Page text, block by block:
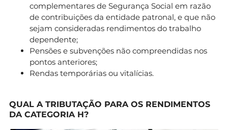
complementares de Segurança Social em razão
de contribuições da entidade patronal, e que não
sejam consideradas rendimentos do trabalho
dependente;
Pensões e subvenções não compreendidas nos
pontos anteriores;
Rendas temporárias ou vitalícias.
QUAL A TRIBUTAÇÃO PARA OS RENDIMENTOS
DA CATEGORIA H?